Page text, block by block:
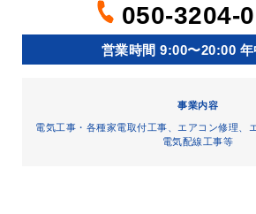
050-3204-
営業時間 9:00〜20:00
事業内容
電気工事・各種家電取付工事、エアコン修理、
電気配線工事等